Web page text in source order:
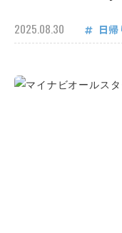
2025.08.30 日帰